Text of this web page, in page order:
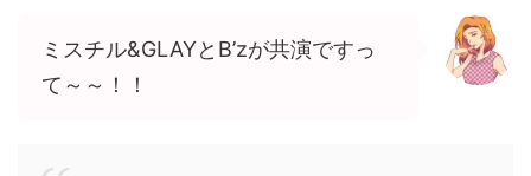
ミスチル&GLAYとB’zが共演ですっ
て～～！！